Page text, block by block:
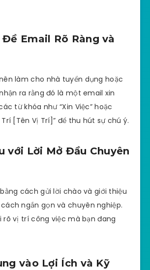
Đề Email Rõ Ràng và
làm cho nhà tuyển dụng hoặc
ra rằng đó là một email xin
từ khóa như “Xin Việc” hoặc
Trí [Tên Vị Trí]” để thu hút sự chú ý.
với Lời Mở Đầu Chuyên
cách gửi lời chào và giới thiệu
ngắn gọn và chuyên nghiệp.
rõ vị trí công việc mà bạn đang
vào Lợi Ích và Kỹ